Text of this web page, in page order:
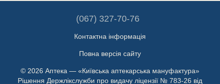
(067) 327-70-76
Контактна інформація
Повна версія сайту
© 2026 Аптека — «Київська аптекарська мануфактура»
Рішення Держлікслужби про видачу ліцензії № 783-26 від